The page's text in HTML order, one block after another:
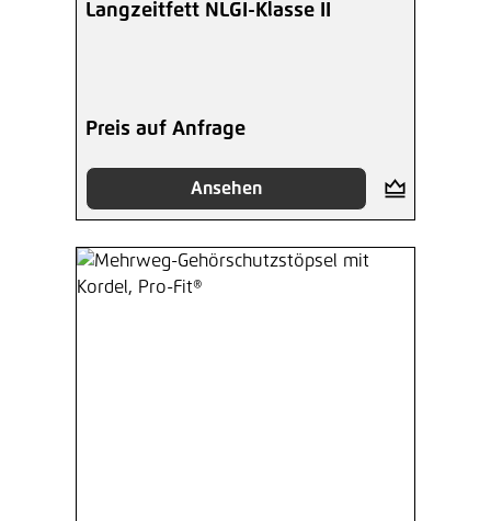
Langzeitfett NLGI-Klasse II
Preis auf Anfrage
Ansehen